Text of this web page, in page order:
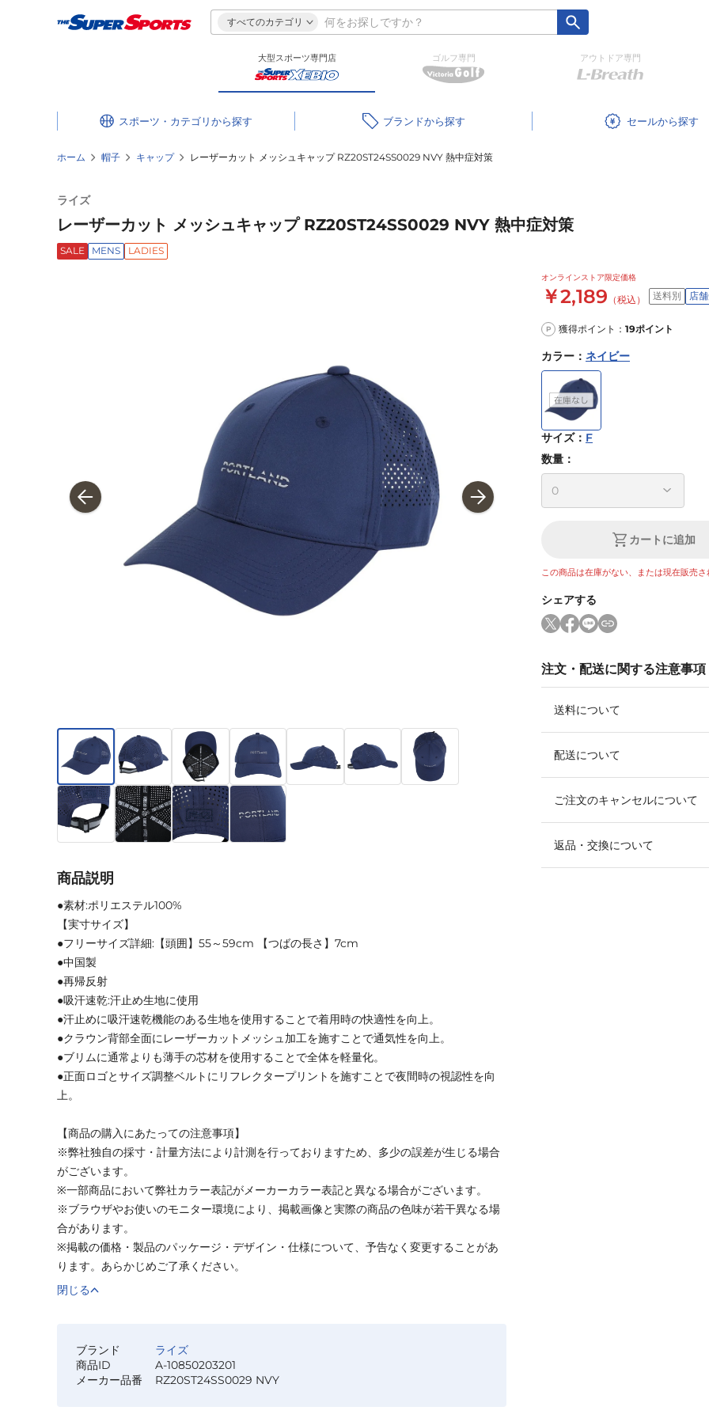
すべてのカテゴリ
大型スポーツ専門店 ゴルフ専門 アウトドア専門
スポーツ・カテゴリ ブランド セール
ホーム 帽子 キャップ レーザーカット メッシュキャップ RZ20ST24SS0029 NVY 熱中症対策
ライズ
レーザーカット メッシュキャップ RZ20ST24SS0029 NVY 熱中症対策
SALE MENS LADIES
オンラインストア限定価格
￥2,189 （税込） 送料別 店
P 獲得ポイント： 19ポイント
カラー ： ネイビー
サイズ： F
数量：
カートに追加
この商品は在庫がない、または現在販売さ
シェアする
注文・配送に関する注意事項
送料について
配送について
ご注文のキャンセルについて
返品・交換について
商品説明
●素材:ポリエステル100%
【実寸サイズ】
●フリーサイズ詳細:【頭囲】55～59cm 【つばの長さ】7cm
●中国製
●再帰反射
●吸汗速乾:汗止め生地に使用
●汗止めに吸汗速乾機能のある生地を使用することで着用時の快適性を向上。
●クラウン背部全面にレーザーカットメッシュ加工を施すことで通気性を向上。
●ブリムに通常よりも薄手の芯材を使用することで全体を軽量化。
●正面ロゴとサイズ調整ベルトにリフレクタープリントを施すことで夜間時の視認性を向
上。
【商品の購入にあたっての注意事項】
※弊社独自の採寸・計量方法により計測を行っておりますため、多少の誤差が生じる場合
がございます。
※一部商品において弊社カラー表記がメーカーカラー表記と異なる場合がございます。
※ブラウザやお使いのモニター環境により、掲載画像と実際の商品の色味が若干異なる場
合があります。
※掲載の価格・製品のパッケージ・デザイン・仕様について、予告なく変更することがあ
ります。あらかじめご了承ください。
閉じる
ブランド
ライズ
商品ID
A-10850203201
メーカー品番
RZ20ST24SS0029 NVY